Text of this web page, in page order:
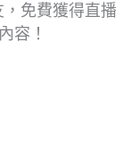
免費獲得直播
容！